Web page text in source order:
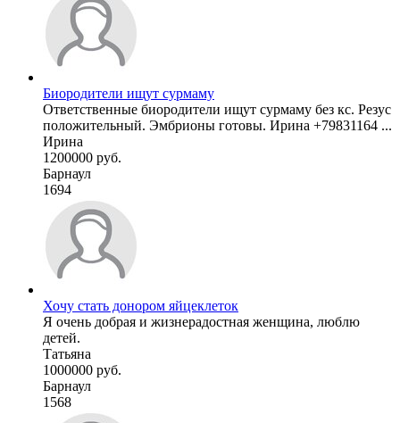
Биородители ищут сурмаму
Ответственные биородители ищут сурмаму без кс. Резус
положительный. Эмбрионы готовы. Ирина +79831164 ...
Ирина
1200000 руб.
Барнаул
1694
Хочу стать донором яйцеклеток
Я очень добрая и жизнерадостная женщина, люблю
детей.
Татьяна
1000000 руб.
Барнаул
1568